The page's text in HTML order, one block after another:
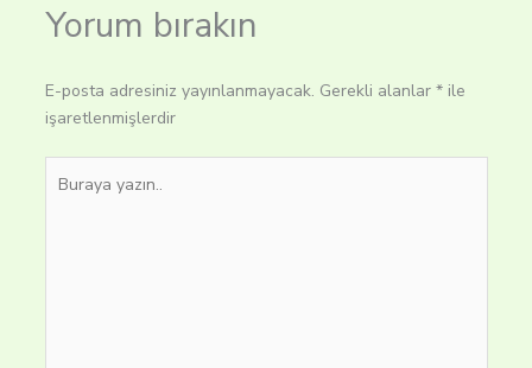
Yorum bırakın
E-posta adresiniz yayınlanmayacak. Gerekli alanlar *ile
işaretlenmişlerdir
yazın..